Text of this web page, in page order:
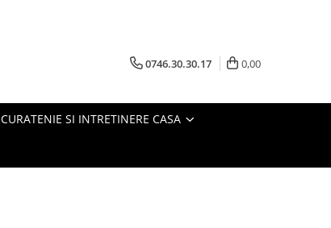
0746.30.30.17 0,00
CURATENIE SI INTRETINERE CASA